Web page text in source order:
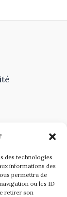
des technologies
informations des
permettra de
ou les ID
retirer son